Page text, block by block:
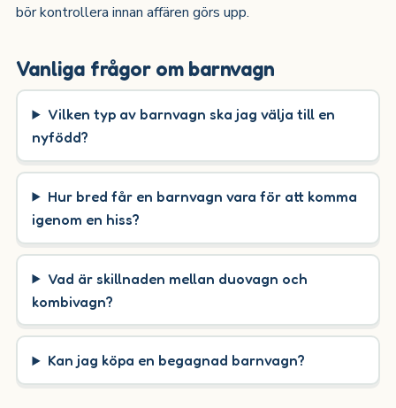
bör kontrollera innan affären görs upp.
Vanliga frågor om barnvagn
Vilken typ av barnvagn ska jag välja till en
nyfödd?
Hur bred får en barnvagn vara för att komma
igenom en hiss?
Vad är skillnaden mellan duovagn och
kombivagn?
Kan jag köpa en begagnad barnvagn?